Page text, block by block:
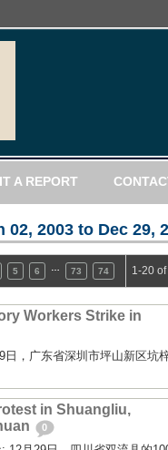
A REPORT
02, 2003 to Dec 29,
5 6 73 74 1-20
Workers Strike in
日，广东省深圳市坪山新区坑
in Shuangliu,
0